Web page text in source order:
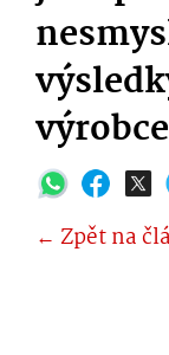
← Zpět na